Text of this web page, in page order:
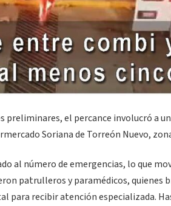
preliminares, el percance involucró a
Soriana de Torreón Nuevo,
al número de emergencias, lo que
patrulleros y paramédicos,
para recibir atención especializada.